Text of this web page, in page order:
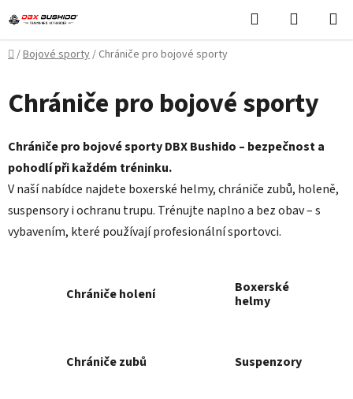
na
obsah
Hledat
KOŠÍK
Domů
/Bojové sporty/ Chrániče pro bojové sporty
Chrániče pro bojové sporty
Chrániče pro bojové sporty DBX Bushido – bezpečnost a
pohodlí při každém tréninku.
V naší nabídce najdete boxerské helmy, chrániče zubů, holeně,
suspensory i ochranu trupu. Trénujte naplno a bez obav – s
vybavením, které používají profesionální sportovci.
Chrániče holení
Boxerské
helmy
Chrániče zubů Suspenzory